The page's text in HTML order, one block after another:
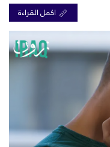
اكمل القراءة